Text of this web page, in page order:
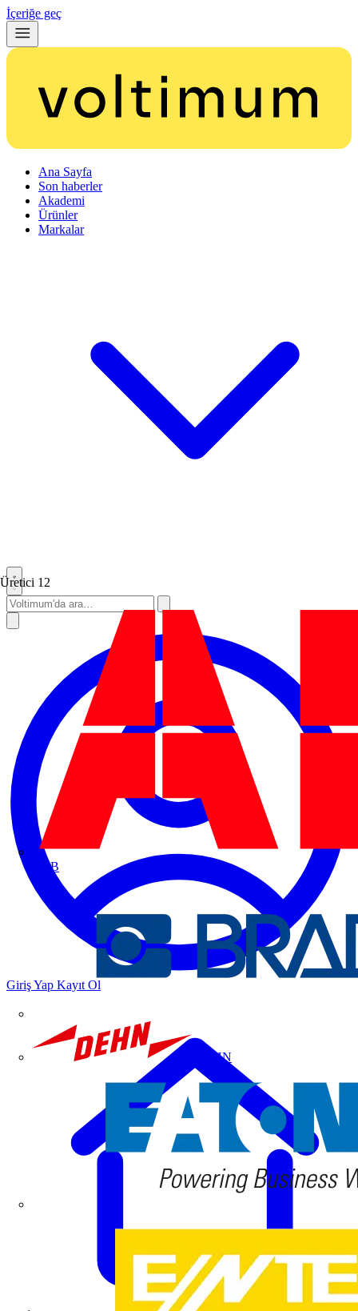
İçeriğe geç
Ana Sayfa
Son haberler
Akademi
Ürünler
Markalar
Üretici 12
ABB
DEHN
Giriş Yap Kayıt Ol